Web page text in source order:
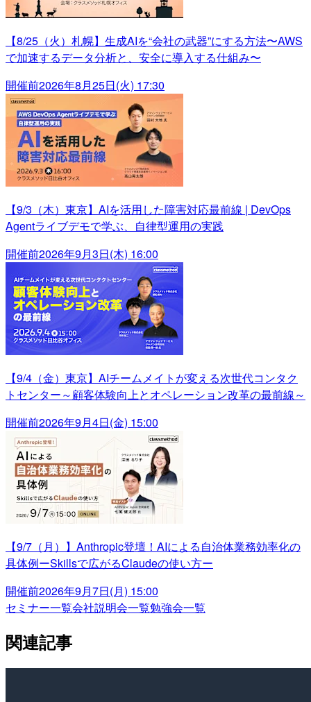
【8/25（火）札幌】生成AIを“会社の武器”にする方法〜AWS
で加速するデータ分析と、安全に導入する仕組み〜
開催前2026年8月25日(火) 17:30
【9/3（木）東京】AIを活用した障害対応最前線 | DevOps
Agentライブデモで学ぶ、自律型運用の実践
開催前2026年9月3日(木) 16:00
【9/4（金）東京】AIチームメイトが変える次世代コンタク
トセンター～顧客体験向上とオペレーション改革の最前線～
開催前2026年9月4日(金) 15:00
【9/7（月）】Anthropic登壇！AIによる自治体業務効率化の
具体例ーSkillsで広がるClaudeの使い方ー
開催前2026年9月7日(月) 15:00
セミナー一覧会社説明会一覧勉強会一覧
関連記事